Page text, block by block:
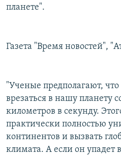
планете".
Газета "Время новостей",
"Ученые предполагают,
врезаться в нашу планету
километров в секунду.
практически полностью
континентов и вызвать
климата. А если он упадет